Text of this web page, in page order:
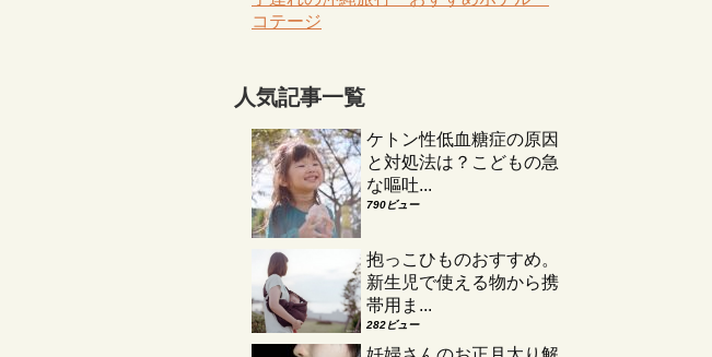
コテージ
人気記事一覧
ケトン性低血糖症の原因
と対処法は？こどもの急
な嘔吐...
790ビュー
抱っこひものおすすめ。
新生児で使える物から携
帯用ま...
282ビュー